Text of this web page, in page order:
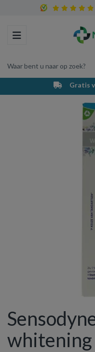
Toggle navigation
Waar bent u naar op zoek?
Winkelwagen
Uw
Vul
Gratis